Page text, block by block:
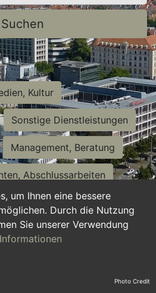
um Ihnen eine bessere
Durch die Nutzung
Sie unserer Verwendung
Suchen
Kultur
Sonstige Dienstleistungen
Management, Beratung
Abschlussarbeiten
Sekretariat
Nebenjobs
duale Ausbildung Photo Credit